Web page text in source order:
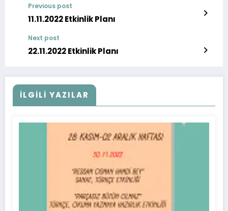
Previous post
11.11.2022 Etkinlik Planı
Next post
22.11.2022 Etkinlik Planı
İLGİLİ YAZILAR